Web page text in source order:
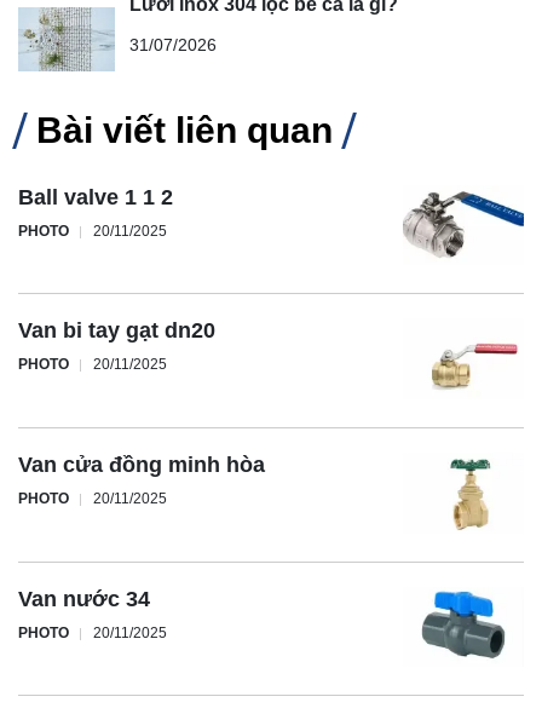
31/07/2026
Bài viết liên quan
Ball valve 1 1 2
PHOTO 20/11/2025
Van bi tay gạt dn20
PHOTO 20/11/2025
Van cửa đồng minh hòa
PHOTO 20/11/2025
Van nước 34
PHOTO 20/11/2025